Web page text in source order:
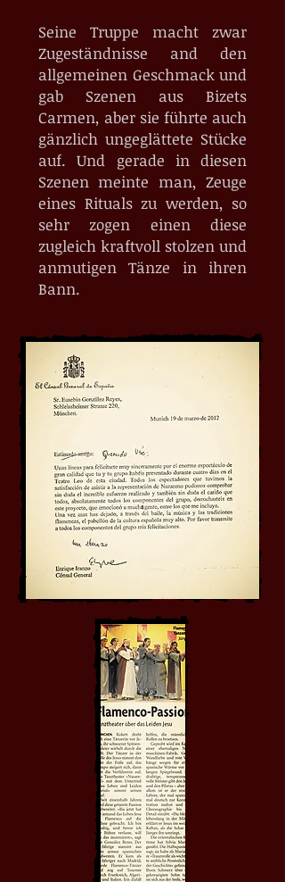
Seine Truppe macht zwar
Zugeständnisse and den
allgemeinen Geschmack und
gab Szenen aus Bizets
Carmen, aber sie führte auch
gänzlich ungeglättete Stücke
auf. Und gerade in diesen
Szenen meinte man, Zeuge
eines Rituals zu werden, so
sehr zogen einen diese
zugleich kraftvoll stolzen und
anmutigen Tänze in ihren
Bann.